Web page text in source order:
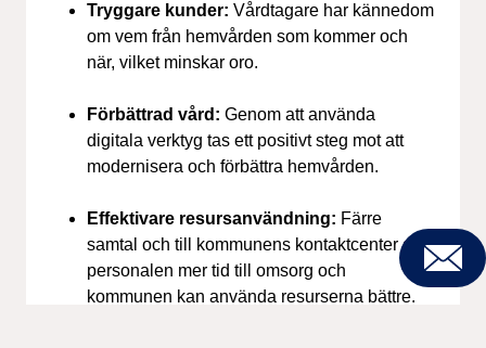
Kontakt
Tryggare kunder: Vårdtagare har kännedom
om vem från hemvården som kommer och
när, vilket minskar oro.
Förbättrad vård: Genom att använda
digitala verktyg tas ett positivt steg mot att
modernisera och förbättra hemvården.
Effektivare resursanvändning: Färre
samtal och till kommunens kontaktcenter ger
personalen mer tid till omsorg och
kommunen kan använda resurserna bättre.